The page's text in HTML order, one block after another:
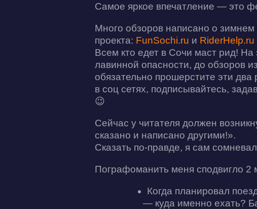
Самое яркое впечатление — это
Много обзоров написано о
проекта: FunSochi.ru и RiderHelp.ru
Всем кто едет в Сочи маст рид!
лавинной опасности, до обзоров
обязательно прошерстите эти два
в соц сетях, подписывайтесь,
😉
Сейчас у читателя должен
сказано и написано другими!».
Сказать по-правде, я сам
Пографоманить меня сподвигло 2
Когда планировал
— куда именно ехать?